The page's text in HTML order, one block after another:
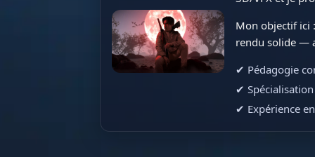
Mon objectif ici
rendu solide —
✔ Pédagogie
✔
✔ Expérience